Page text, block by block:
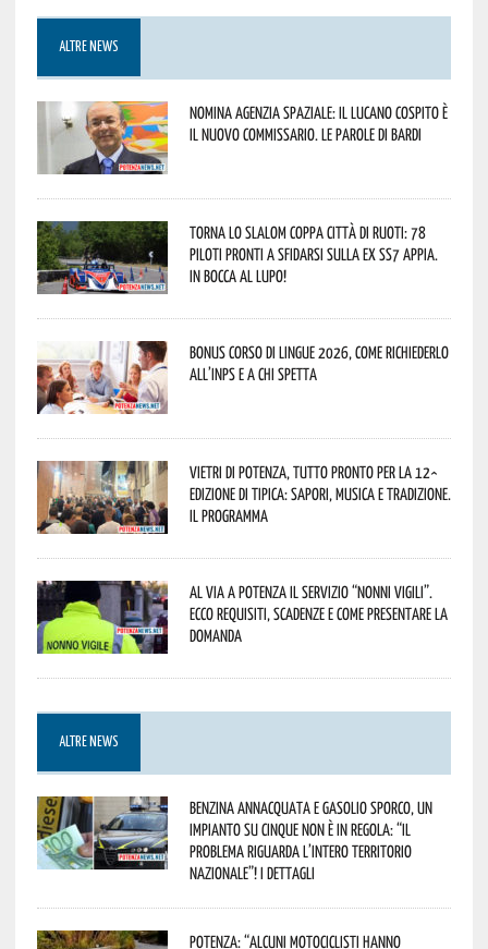
ALTRE NEWS
Nomina Agenzia Spaziale: il lucano Cospito è
il nuovo commissario. Le parole di Bardi
Torna lo Slalom Coppa Città di Ruoti: 78
piloti pronti a sfidarsi sulla ex SS7 Appia.
In bocca al lupo!
Bonus corso di lingue 2026, come richiederlo
all’INPS e a chi spetta
Vietri di Potenza, tutto pronto per la 12^
Edizione di Tipica: sapori, musica e tradizione.
Il programma
Al via a Potenza il servizio “Nonni Vigili”.
Ecco requisiti, scadenze e come presentare la
domanda
ALTRE NEWS
Benzina annacquata e gasolio sporco, un
impianto su cinque non è in regola: “il
problema riguarda l’intero territorio
Nazionale”! I dettagli
Potenza: “alcuni motociclisti hanno